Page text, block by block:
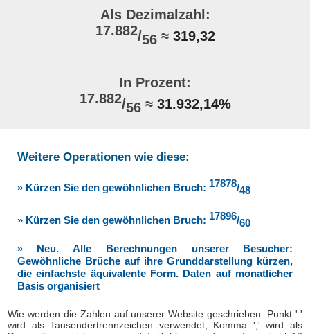
Als Dezimalzahl:
17.882/56 ≈ 319,32
In Prozent:
17.882/56 ≈ 31.932,14%
Weitere Operationen wie diese:
» Kürzen Sie den gewöhnlichen Bruch: 17878/48
» Kürzen Sie den gewöhnlichen Bruch: 17896/60
» Neu. Alle Berechnungen unserer Besucher:
Gewöhnliche Brüche auf ihre Grunddarstellung kürzen,
die einfachste äquivalente Form. Daten auf monatlicher
Basis organisiert
Wie werden die Zahlen auf unserer Website geschrieben: Punkt '.'
wird als Tausendertrennzeichen verwendet; Komma ',' wird als